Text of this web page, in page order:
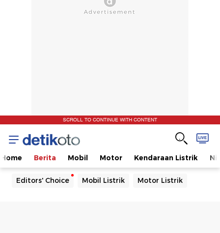
SCROLL TO CONTINUE WITH CONTENT
Home Berita Mobil Motor Kendaraan Listrik
Editors' Choice Mobil Listrik Motor Listrik